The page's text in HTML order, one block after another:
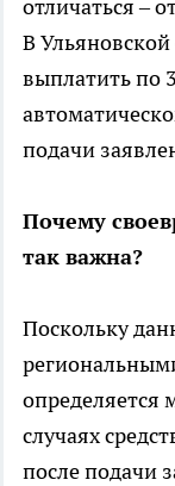
отличаться –
В
выплатить по
подачи
Почему
так важна?
Поскольку
определяется
случаях
после подачи